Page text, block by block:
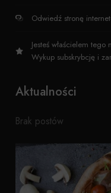
Odwiedź stronę
Jesteś właścielem tego
Wykup subskrybcję i
Aktualności
Brak postów